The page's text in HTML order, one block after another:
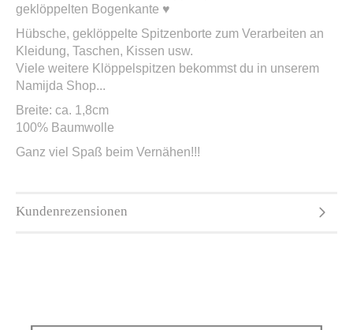
geklöppelten Bogenkante ♥
Hübsche, geklöppelte Spitzenborte zum Verarbeiten an
Kleidung, Taschen, Kissen usw.
Viele weitere Klöppelspitzen bekommst du in unserem
Namijda Shop...
Breite: ca. 1,8cm
100% Baumwolle
Ganz viel Spaß beim Vernähen!!!
Kundenrezensionen